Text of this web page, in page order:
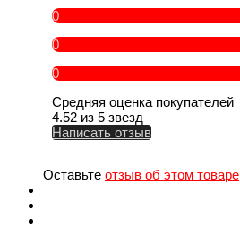
0
0
0
Средняя оценка покупателей
4.52 из 5 звезд
Написать отзыв
Оставьте отзыв об этом товаре